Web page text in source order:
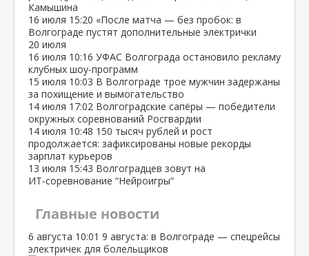
Камышина
16 июля 15:20 «После матча — без пробок: в
Волгограде пустят дополнительные электрички
20 июля
16 июля 10:16 УФАС Волгограда остановило рекламу
клубных шоу‑программ
15 июля 10:03 В Волгограде трое мужчин задержаны
за похищение и вымогательство
14 июля 17:02 Волгоградские сапёры — победители
окружных соревнований Росгвардии
14 июля 10:48 150 тысяч рублей и рост
продолжается: зафиксированы новые рекорды
зарплат курьеров
13 июля 15:43 Волгоградцев зовут на
ИТ‑соревнование “Нейроигры”
Главные новости
6 августа 10:01 9 августа: в Волгограде — спецрейсы
электричек для болельщиков